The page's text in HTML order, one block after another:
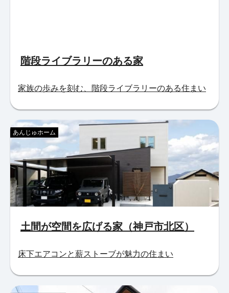
階段ライブラリーのある家
家族の歩みを刻む、階段ライブラリーのある住まい
土間が空間を広げる家（神戸市北区）
あんじゅホーム
床下エアコンと薪ストーブが魅力の住まい